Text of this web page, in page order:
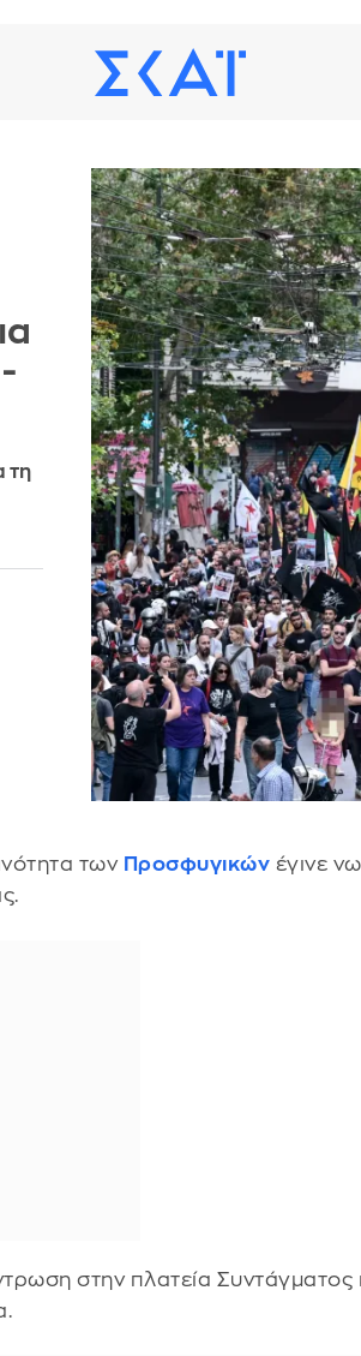
τη
των Προσφυγικών έγινε
στην πλατεία Συντάγματος